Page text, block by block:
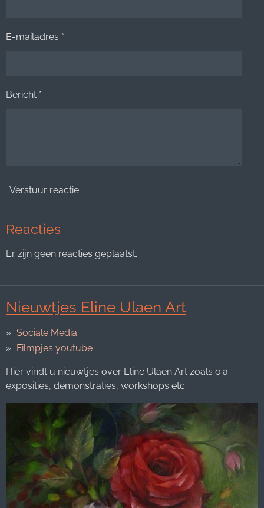
E-mailadres *
Bericht *
Verstuur reactie
Reacties
Er zijn geen reacties geplaatst.
Nieuwtjes Eline Ulaen Art
Sociale Media
Filmpjes youtube
Hier vindt u nieuwtjes over Eline Ulaen Art zoals o.a.
exposities, demonstraties, workshops etc.